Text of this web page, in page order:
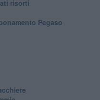
risorti
Pegaso